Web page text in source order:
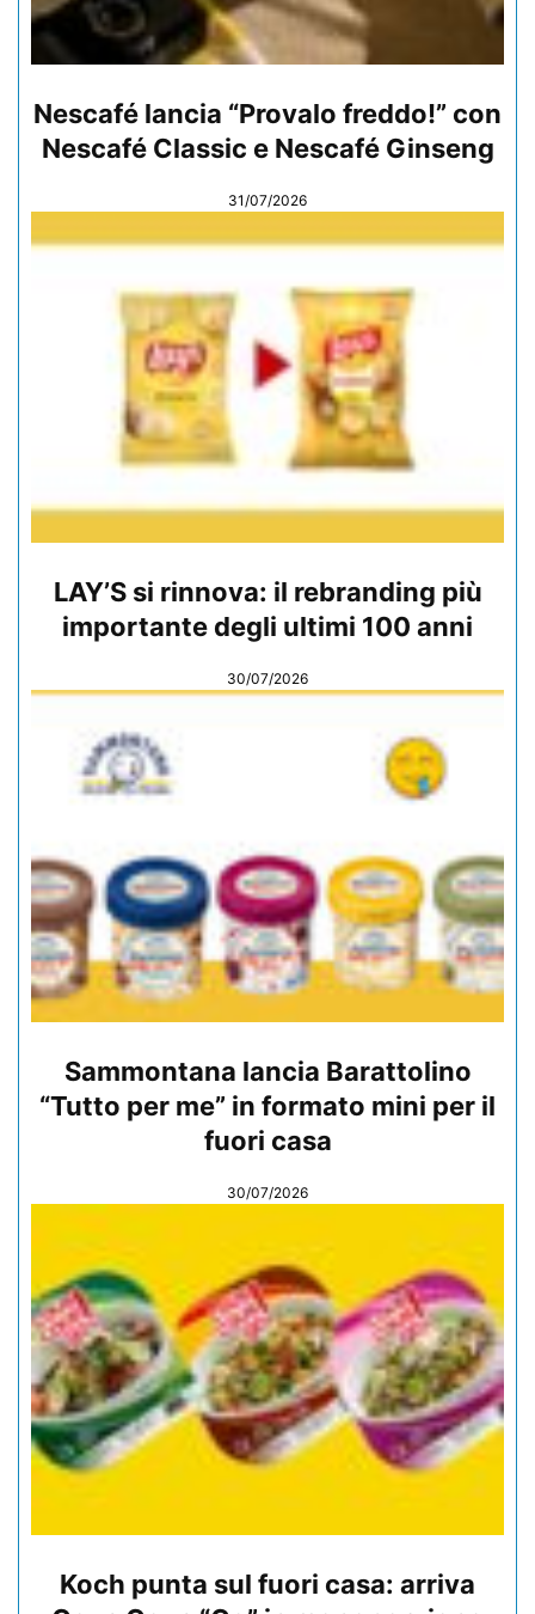
Nescafé lancia “Provalo freddo!” con
Nescafé Classic e Nescafé Ginseng
31/07/2026
LAY’S si rinnova: il rebranding più
importante degli ultimi 100 anni
30/07/2026
Sammontana lancia Barattolino
“Tutto per me” in formato mini per il
fuori casa
30/07/2026
Koch punta sul fuori casa: arriva